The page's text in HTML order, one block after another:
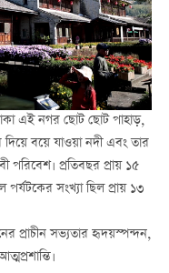
এই নগর ছোট ছোট পাহাড়,
দিয়ে বয়ে যাওয়া নদী এবং তার
প্রতিবছর প্রায় ১৫
সংখ্যা ছিল প্রায় ১৩
প্রাচীন সভ্যতার হৃদয়স্পন্দন,